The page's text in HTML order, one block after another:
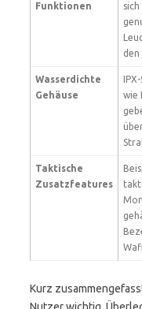
Funktionen
den
Wasserdichte
Gehäuse
wie
Taktische
Zusatzfeatures
Kurz